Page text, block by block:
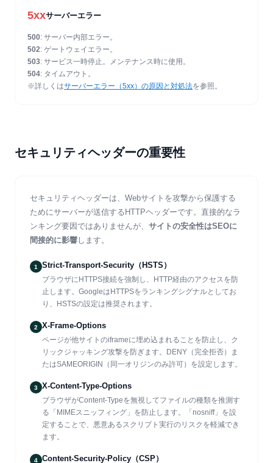
5xxサーバーエラー
500: サーバー内部エラー。
502: ゲートウェイエラー。
503: サービス一時停止。メンテナンス時に使用。
504: タイムアウト。
※詳しくはサーバーエラー（5xx）の原因と対処法を参照。
セキュリティヘッダーの重要性
セキュリティヘッダーは、Webサイトを攻撃から保護する
ためにサーバーが送信するHTTPヘッダーです。直接的なラ
ンキング要因ではありませんが、 サイトの安全性はSEOに
間接的に影響 します。
1 Strict-Transport-Security（HSTS）
ブラウザにHTTPS接続を強制し、HTTP経由のアクセスを防
止します。GoogleはHTTPSをランキングシグナルとしてお
り、HSTSの設定は推奨されます。
2 X-Frame-Options
ページが他サイトのiframeに埋め込まれることを防止し、ク
リックジャッキング攻撃を防ぎます。DENY（完全拒否）ま
たはSAMEORIGIN（同一オリジンのみ許可）を設定します。
3 X-Content-Type-Options
ブラウザがContent-Typeを無視してファイルの種類を推測す
る「MIMEスニッフィング」を防止します。「nosniff」を設
定することで、悪意あるスクリプト実行のリスクを軽減でき
ます。
4 Content-Security-Policy（CSP）